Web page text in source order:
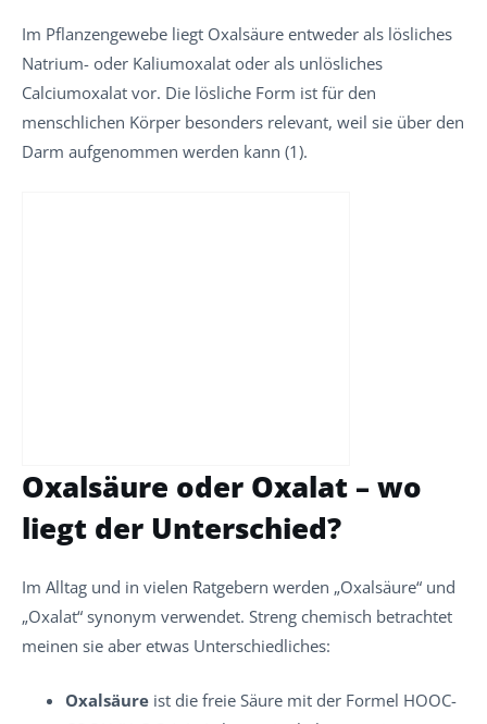
Im Pflanzengewebe liegt Oxalsäure entweder als lösliches
Natrium- oder Kaliumoxalat oder als unlösliches
Calciumoxalat vor. Die lösliche Form ist für den
menschlichen Körper besonders relevant, weil sie über den
Darm aufgenommen werden kann (1).
Oxalsäure oder Oxalat – wo
liegt der Unterschied?
Im Alltag und in vielen Ratgebern werden „Oxalsäure“ und
„Oxalat“ synonym verwendet. Streng chemisch betrachtet
meinen sie aber etwas Unterschiedliches:
Oxalsäure ist die freie Säure mit der Formel HOOC-